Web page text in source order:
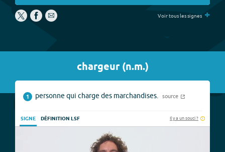
Voir tous les signes +
chargeur(n.m.)
1 personne qui charge des marchandises. source
SIGNE DÉFINITION LSF Il y a un souci ?